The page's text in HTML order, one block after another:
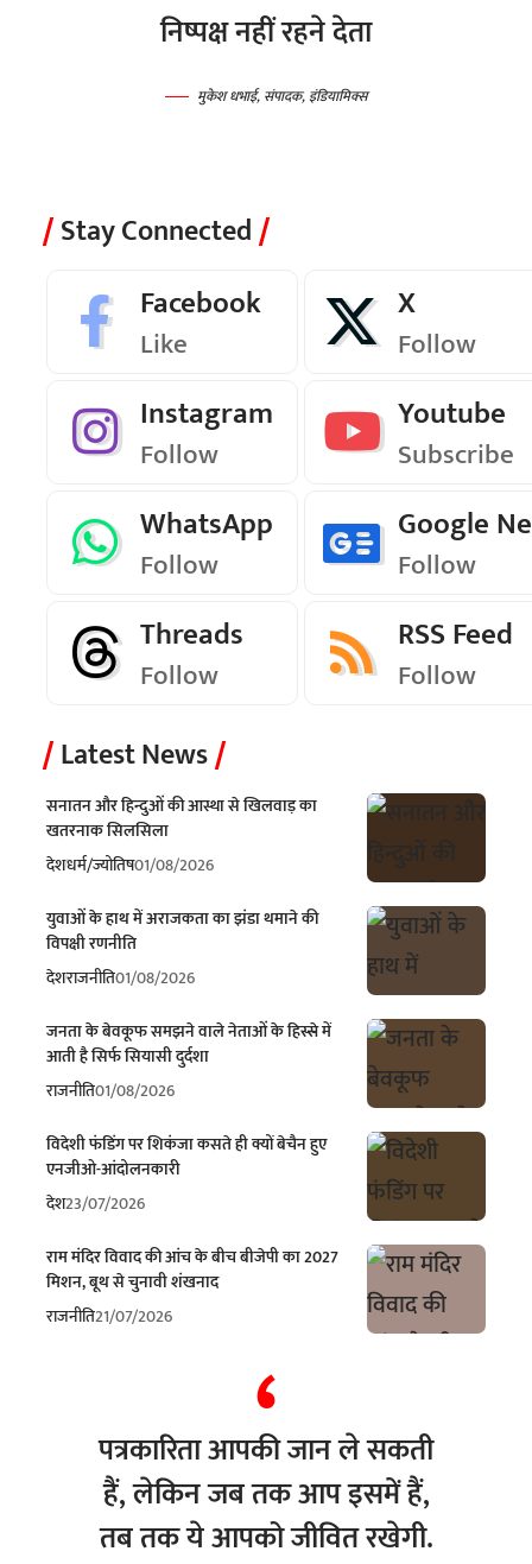
निष्पक्ष नहीं रहने देता
मुकेश धभाई, संपादक, इंडियामिक्स
Stay Connected
Facebook
Like
X
Follow
Instagram
Follow
Youtube
Subscribe
WhatsApp
Follow
Google
Follow
Threads
Follow
RSS Feed
Follow
Latest News
सनातन और हिन्दुओं की आस्था से खिलवाड़ का
खतरनाक सिलसिला
देशधर्म/ज्योतिष01/08/2026
युवाओं के हाथ में अराजकता का झंडा थमाने की
विपक्षी रणनीति
देशराजनीति01/08/2026
जनता के बेवकूफ समझने वाले नेताओं के हिस्से में
आती है सिर्फ सियासी दुर्दशा
राजनीति01/08/2026
विदेशी फंडिंग पर शिकंजा कसते ही क्यों बेचैन हुए
एनजीओ-आंदोलनकारी
देश23/07/2026
राम मंदिर विवाद की आंच के बीच बीजेपी का 2027
मिशन, बूथ से चुनावी शंखनाद
राजनीति21/07/2026
पत्रकारिता आपकी जान ले सकती
हैं, लेकिन जब तक आप इसमें हैं,
तब तक ये आपको जीवित रखेगी.